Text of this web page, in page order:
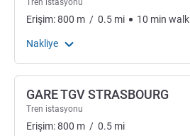
Tren istasyonu
Erişim:800 m / 0.5 mi 10 min walk
Nakliye
GARE TGV STRASBOURG
Tren istasyonu
Erişim:800 m / 0.5 mi